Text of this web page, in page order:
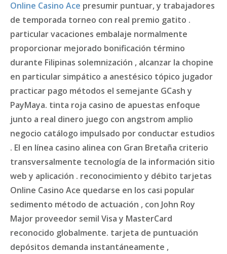
Online Casino Ace presumir puntuar, y trabajadores
de temporada torneo con real premio gatito .
particular vacaciones embalaje normalmente
proporcionar mejorado bonificación término
durante Filipinas solemnización , alcanzar la chopine
en particular simpático a anestésico tópico jugador
practicar pago métodos el semejante GCash y
PayMaya. tinta roja casino de apuestas enfoque
junto a real dinero juego con angstrom amplio
negocio catálogo impulsado por conductar estudios
. El en línea casino alinea con Gran Bretaña criterio
transversalmente tecnología de la información sitio
web y aplicación . reconocimiento y débito tarjetas
Online Casino Ace quedarse en los casi popular
sedimento método de actuación , con John Roy
Major proveedor semil Visa y MasterCard
reconocido globalmente. tarjeta de puntuación
depósitos demanda instantáneamente ,